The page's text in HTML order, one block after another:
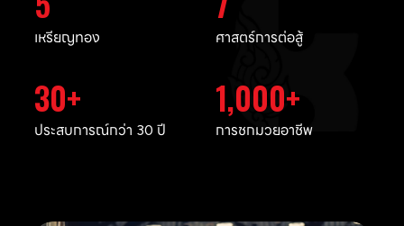
เหรียญทอง ศาสตร์การต่อสู้
30
ประสบการณ์กว่า 30 ปี
1,000
การชกมวยอาชีพ